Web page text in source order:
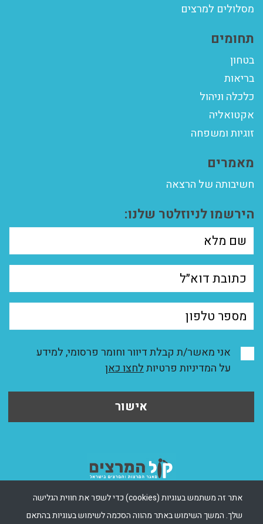
מסלולים למרצים
תחומים
בטחון
בריאות
כלכלה וניהול
אקטואליה
זוגיות ומשפחה
מאמרים
חשיבותה של הרצאה
הירשמו לניוזלטר שלנו:
אני מאשר/ת קבלת דיוור וחומר פרסומי, למידע
על המדיניות פרטיותלחצו כאן
אישור
אתר זה משתמש בעוגיות (cookies) כדי לשפר את חווית הגלישה
שלך. המשך השימוש באתר מהווה הסכמה לשימוש בעוגיות בהתאם